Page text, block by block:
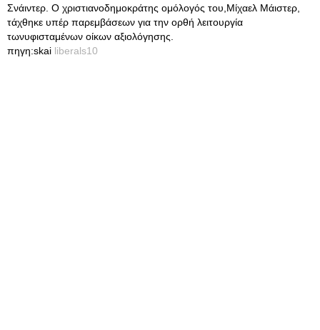
Σνάιντερ. Ο χριστιανοδημοκράτης ομόλογός του,Μίχαελ Μάιστερ,
τάχθηκε υπέρ παρεμβάσεων για την ορθή λειτουργία
τωνυφισταμένων οίκων αξιολόγησης.
πηγη:skai liberals10